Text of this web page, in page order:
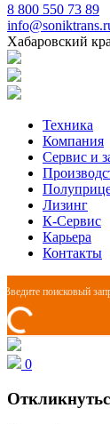
8 800 550 73 89
Хабаровский
Техника
Компания
Сервис и
Лизинг
К-Сервис
Карьера
Контакты
0